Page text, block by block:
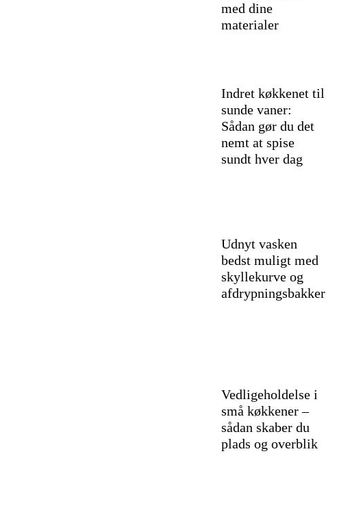
med dine
materialer
Indret køkkenet til
sunde vaner:
Sådan gør du det
nemt at spise
sundt hver dag
Udnyt vasken
bedst muligt med
skyllekurve og
afdrypningsbakker
Vedligeholdelse i
små køkkener –
sådan skaber du
plads og overblik